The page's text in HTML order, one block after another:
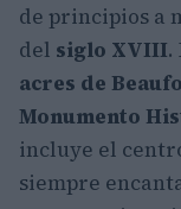
de principios a
del siglo XVIII.
acres de
Monumento
incluye el
siempre